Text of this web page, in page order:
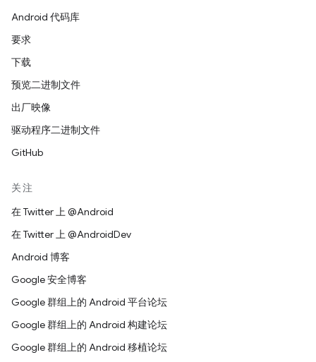
Android 代码库
要求
下载
预览二进制文件
出厂映像
驱动程序二进制文件
GitHub
关注
在 Twitter 上 @Android
在 Twitter 上 @AndroidDev
Android 博客
Google 安全博客
Google 群组上的 Android 平台论坛
Google 群组上的 Android 构建论坛
Google 群组上的 Android 移植论坛